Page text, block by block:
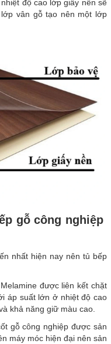
độ cao lớp giấy nền sẽ
vân gỗ tạo nên một lớp
gỗ công nghiệp
nhất hiện nay nên tủ bếp
được liên kết chặt
áp suất lớn ở nhiệt độ cao
khả năng giữ màu cao.
gỗ công nghiệp được sản
máy móc hiện đại nên sản